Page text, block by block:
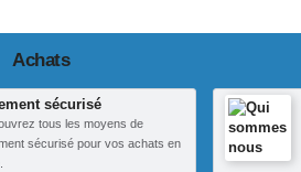
Achats
sécurisé
tous les moyens de
sécurisé pour vos achats en